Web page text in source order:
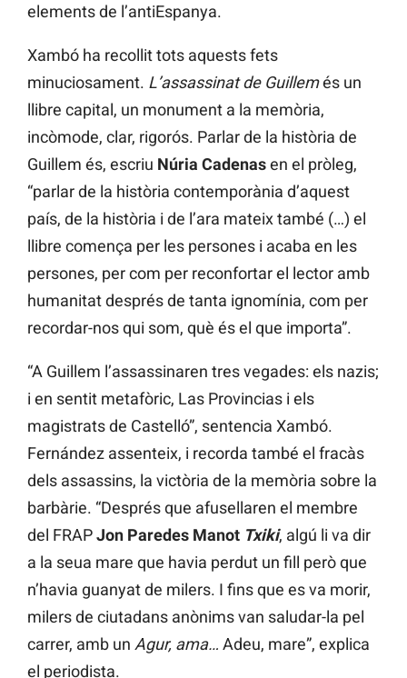
elements de l’antiEspanya.
Xambó ha recollit tots aquests fets
minuciosament. L’assassinat de Guillemés un
llibre capital, un monument a la memòria,
incòmode, clar, rigorós. Parlar de la història de
Guillem és, escriu Núria Cadenasen el pròleg,
“parlar de la història contemporània d’aquest
país, de la història i de l’ara mateix també (…) el
llibre comença per les persones i acaba en les
persones, per com per reconfortar el lector amb
humanitat després de tanta ignomínia, com per
recordar-nos qui som, què és el que importa”.
“A Guillem l’assassinaren tres vegades: els nazis;
i en sentit metafòric, Las Provincias i els
magistrats de Castelló”, sentencia Xambó.
Fernández assenteix, i recorda també el fracàs
dels assassins, la victòria de la memòria sobre la
barbàrie. “Després que afusellaren el membre
del FRAPJon Paredes Manot Txiki, algú li va dir
a la seua mare que havia perdut un fill però que
n’havia guanyat de milers. I fins que es va morir,
milers de ciutadans anònims van saludar-la pel
carrer, amb un Agur, ama… Adeu, mare”, explica
el periodista.